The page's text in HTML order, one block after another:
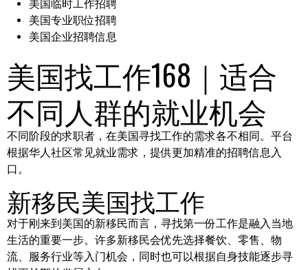
美国临时工作招聘
美国专业职位招聘
美国企业招聘信息
美国找工作168｜适合
不同人群的就业机会
不同阶段的求职者，在美国寻找工作的需求各不相同。平台
根据华人社区常见就业需求，提供更加精准的招聘信息入
口。
新移民美国找工作
对于刚来到美国的新移民而言，寻找第一份工作是融入当地
生活的重要一步。许多新移民会优先选择餐饮、零售、物
流、服务行业等入门机会，同时也可以根据自身技能逐步寻